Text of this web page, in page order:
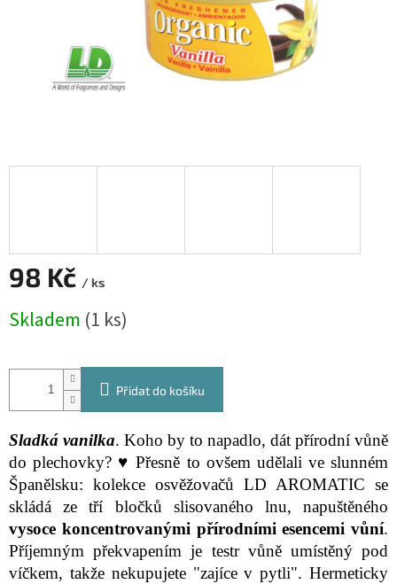
98 Kč / ks
cena:
Skladem (1 ks)
Přidat do košíku
Sladká vanilka. Koho by to napadlo, dát přírodní vůně
do plechovky? ♥ Přesně to ovšem udělali ve slunném
Španělsku: kolekce osvěžovačů LD AROMATIC se
skládá ze tří bločků slisovaného lnu, napuštěného
vysoce koncentrovanými přírodními esencemi vůní.
Příjemným překvapením je testr vůně umístěný pod
víčkem, takže nekupujete "zajíce v pytli". Hermeticky